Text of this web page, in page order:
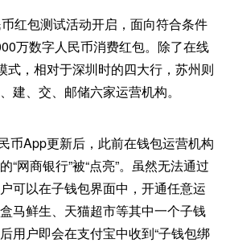
红包测试活动开启，面向符合条件
万数字人民币消费红包。除了在线
式，相对于深圳时的四大行，苏州则
建、交、邮储六家运营机构。
币App更新后，此前在钱包运营机构
“网商银行”被“点亮”。虽然无法通过
可以在子钱包界面中，开通任意运
马鲜生、天猫超市等其中一个子钱
用户即会在支付宝中收到“子钱包绑